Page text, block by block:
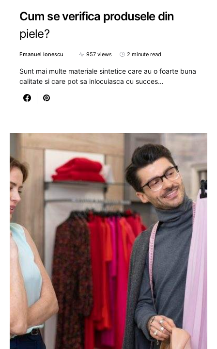
Cum se verifica produsele din
piele?
Emanuel Ionescu 957 views 2 minute read
Sunt mai multe materiale sintetice care au o foarte buna
calitate si care pot sa inlocuiasca cu succes…